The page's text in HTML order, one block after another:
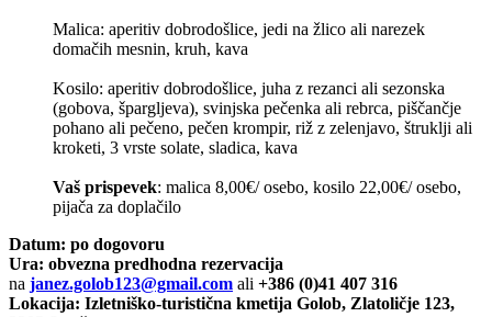
Malica: aperitiv dobrodošlice, jedi na žlico ali narezek
domačih mesnin, kruh, kava
Kosilo: aperitiv dobrodošlice, juha z rezanci ali sezonska
(gobova, špargljeva), svinjska pečenka ali rebrca, piščančje
pohano ali pečeno, pečen krompir, riž z zelenjavo, štruklji ali
kroketi, 3 vrste solate, sladica, kava
Vaš prispevek: malica 8,00€/ osebo, kosilo 22,00€/ osebo,
pijača za doplačilo
Datum: po dogovoru
Ura: obvezna predhodna rezervacija
na janez.golob123@gmail.com ali +386 (0)41 407 316
Lokacija: Izletniško-turistična kmetija Golob, Zlatoličje 123,